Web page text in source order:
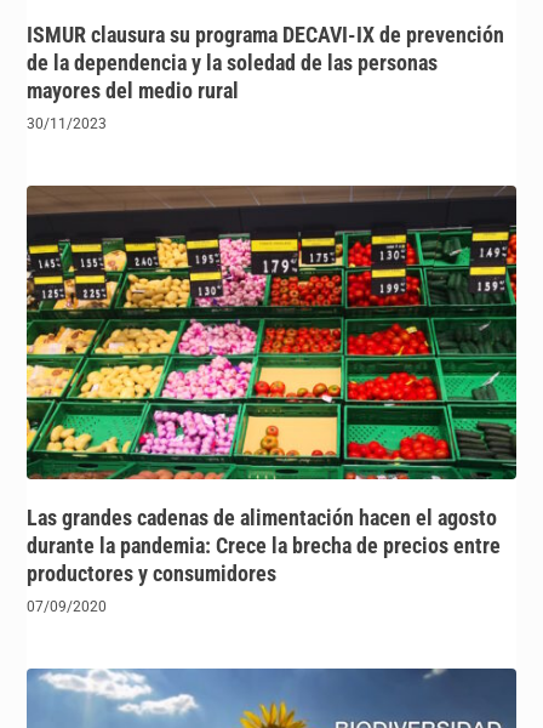
ISMUR clausura su programa DECAVI-IX de prevención
de la dependencia y la soledad de las personas
mayores del medio rural
30/11/2023
Las grandes cadenas de alimentación hacen el agosto
durante la pandemia: Crece la brecha de precios entre
productores y consumidores
07/09/2020